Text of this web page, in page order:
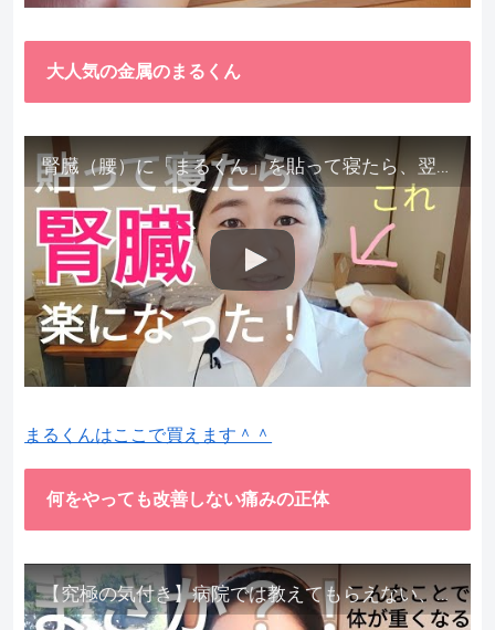
大人気の金属のまるくん
腎臓（腰）に「まるくん」を貼って寝たら、翌朝めちゃ楽でびっくりしました。腎臓叩いても痛くない！【お客様の声を試してみた】
まるくんはここで買えます＾＾
何をやっても改善しない痛みの正体
【究極の気付き】病院では教えてもらえない、その長年悩んできた痛み、症状、どうして治らないのか？痛みの正体、実際に今すぐ試して知ってほしい。